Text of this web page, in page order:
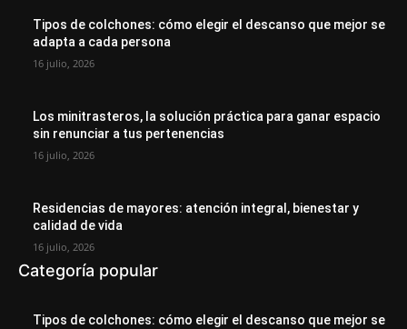
Tipos de colchones: cómo elegir el descanso que mejor se
adapta a cada persona
16 julio, 2026
Los minitrasteros, la solución práctica para ganar espacio
sin renunciar a tus pertenencias
16 julio, 2026
Residencias de mayores: atención integral, bienestar y
calidad de vida
16 julio, 2026
Categoría popular
Tipos de colchones: cómo elegir el descanso que mejor se